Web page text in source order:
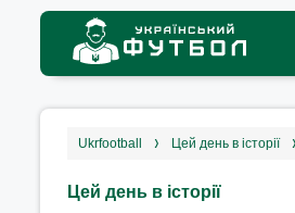
ukrfootball цей день в історії
Цей день в історії